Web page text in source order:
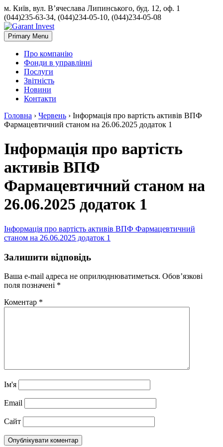
м. Київ, вул. В’ячеслава Липинського, буд. 12, оф. 1
(044)235-63-34, (044)234-05-10, (044)234-05-08
Primary Menu
Про компанію
Фонди в управлінні
Послуги
Звітність
Новини
Контакти
Головна › Червень › Інформація про вартість активів ВПФ
Фармацевтичний станом на 26.06.2025 додаток 1
Інформація про вартість
активів ВПФ
Фармацевтичний станом на
26.06.2025 додаток 1
Інформація про вартість активів ВПФ Фармацевтичний
станом на 26.06.2025 додаток 1
Залишити відповідь
Ваша e-mail адреса не оприлюднюватиметься. Обов’язкові
поля позначені *
Коментар *
Ім'я
Email
Сайт